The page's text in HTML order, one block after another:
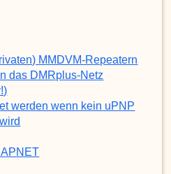
MMDVM-Repeatern
das DMRplus-Netz
werden wenn kein uPNP